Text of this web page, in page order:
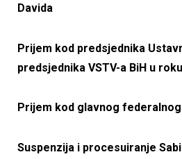
Davida
Prijem kod predsjednika
predsjednika VSTV-a BiH u
Prijem kod glavnog
Suspenzija i procesuiranje